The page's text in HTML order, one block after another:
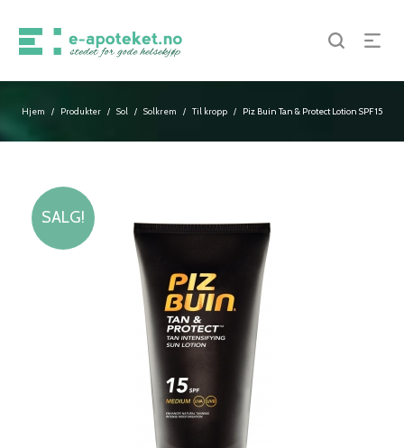
Hjem / Produkter / Sol / Solkrem / Til kropp / Piz Buin Tan & Protect Lotion SPF 15
SALG!